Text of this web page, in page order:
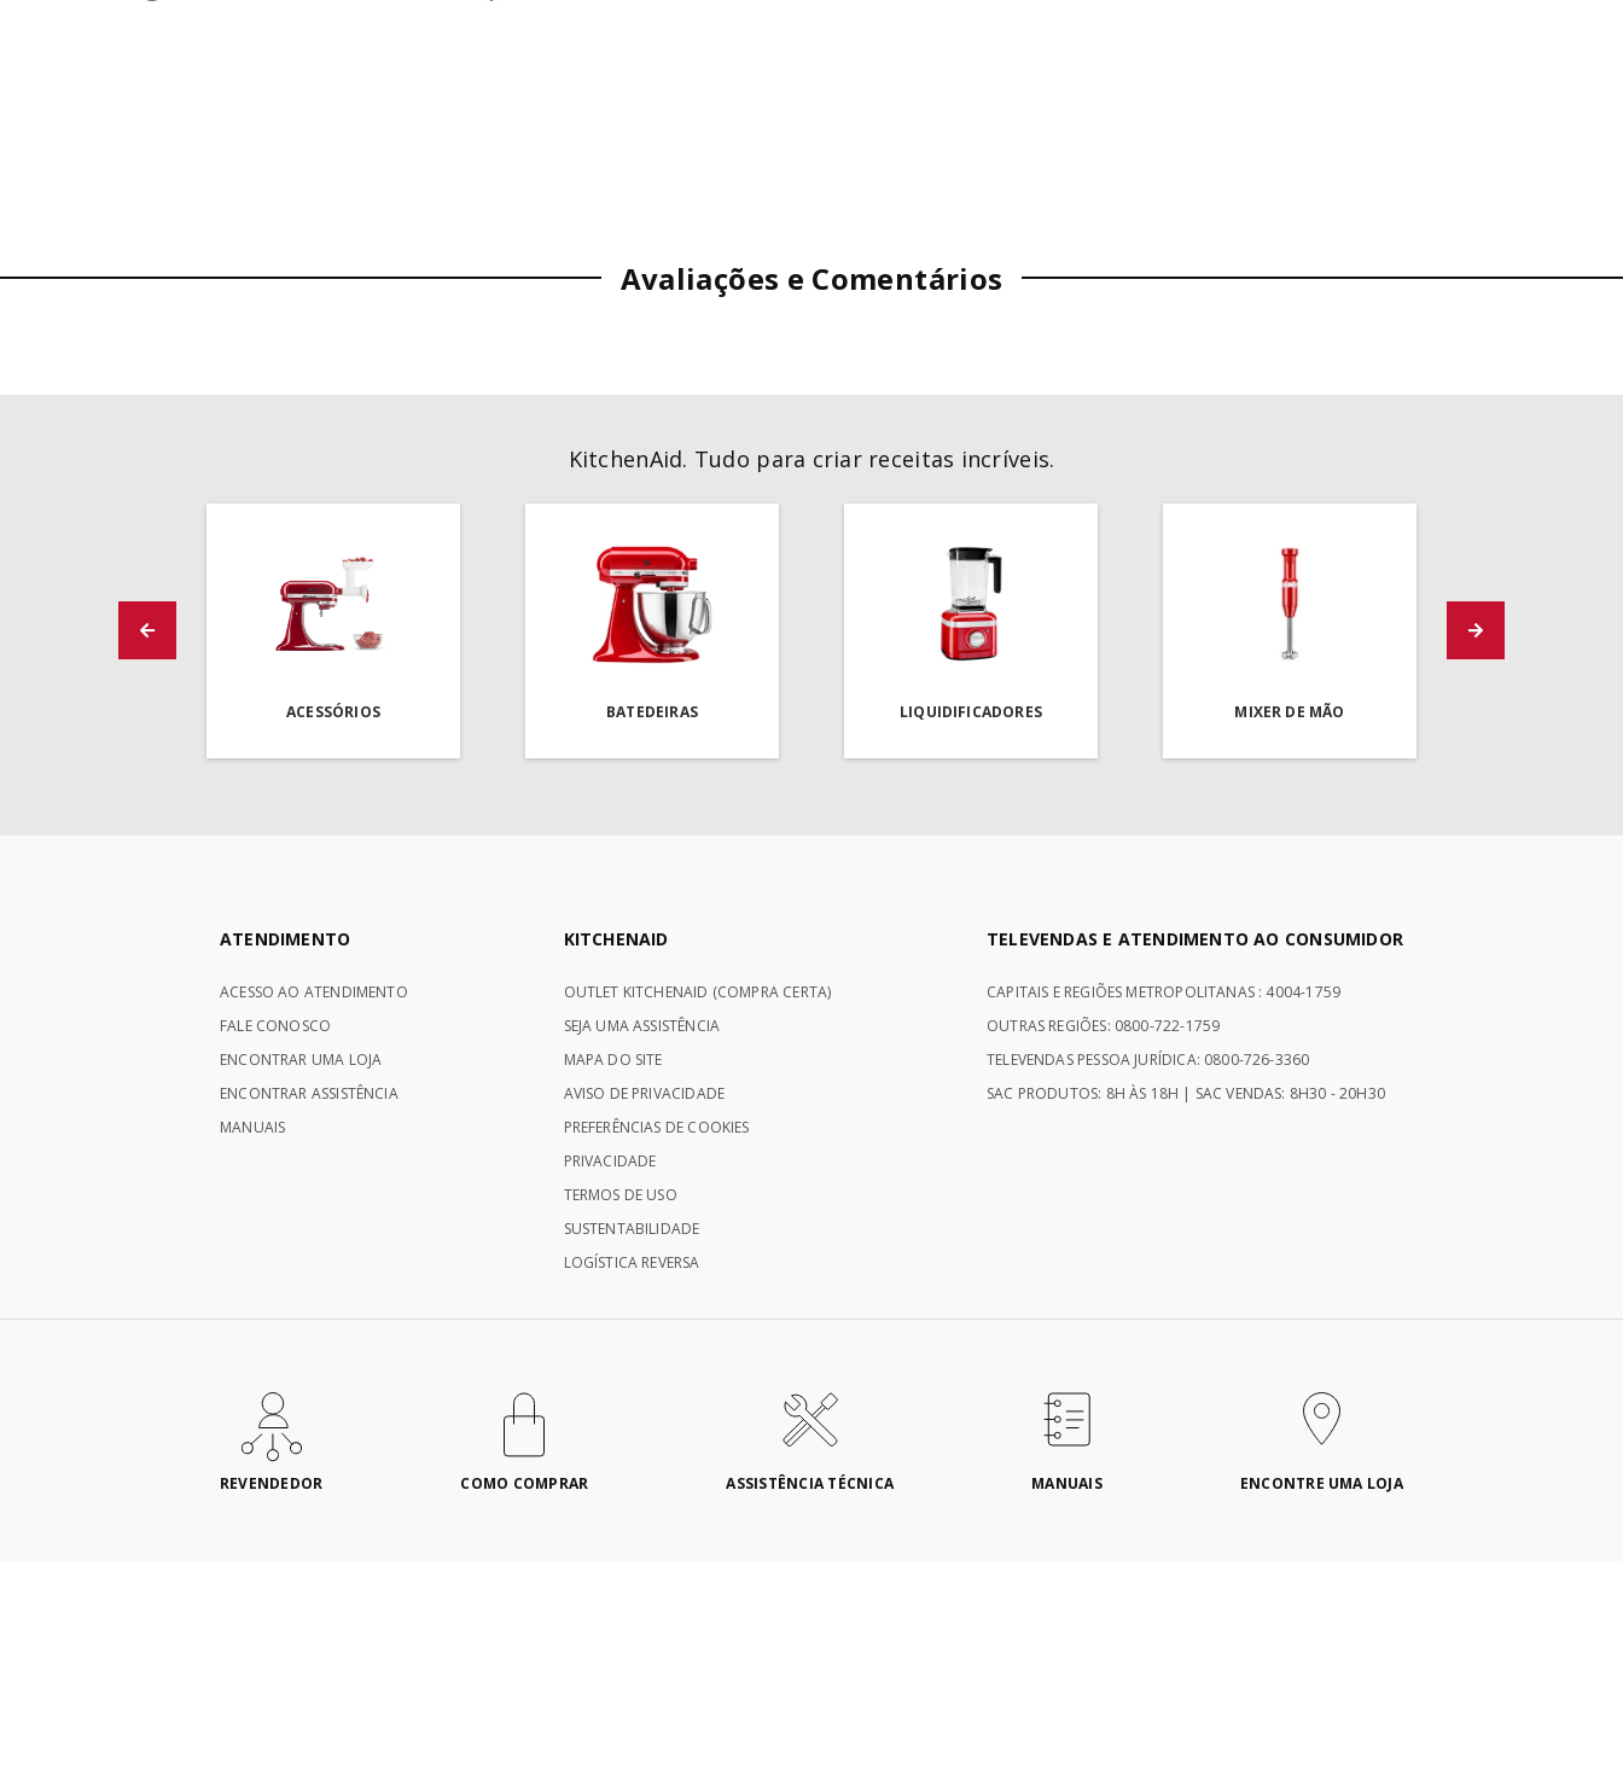
Avaliações e Comentários
KitchenAid. Tudo para criar receitas incríveis.
ACESSÓRIOS BATEDEIRAS LIQUIDIFICADORES MIXER DE MÃO
ATENDIMENTO
ACESSO AO ATENDIMENTO
FALE CONOSCO
ENCONTRAR UMA LOJA
ENCONTRAR ASSISTÊNCIA
MANUAIS
KITCHENAID
OUTLET KITCHENAID (COMPRA CERTA)
SEJA UMA ASSISTÊNCIA
MAPA DO SITE
AVISO DE PRIVACIDADE
PREFERÊNCIAS DE COOKIES
PRIVACIDADE
TERMOS DE USO
SUSTENTABILIDADE
LOGÍSTICA REVERSA
TELEVENDAS E ATENDIMENTO AO CONSUMIDOR
CAPITAIS E REGIÕES METROPOLITANAS : 4004-1759
OUTRAS REGIÕES: 0800-722-1759
TELEVENDAS PESSOA JURÍDICA: 0800-726-3360
SAC PRODUTOS: 8H ÀS 18H | SAC VENDAS: 8H30 - 20H30
REVENDEDOR COMO COMPRAR ASSISTÊNCIA TÉCNICA MANUAIS ENCONTRE UMA LOJA